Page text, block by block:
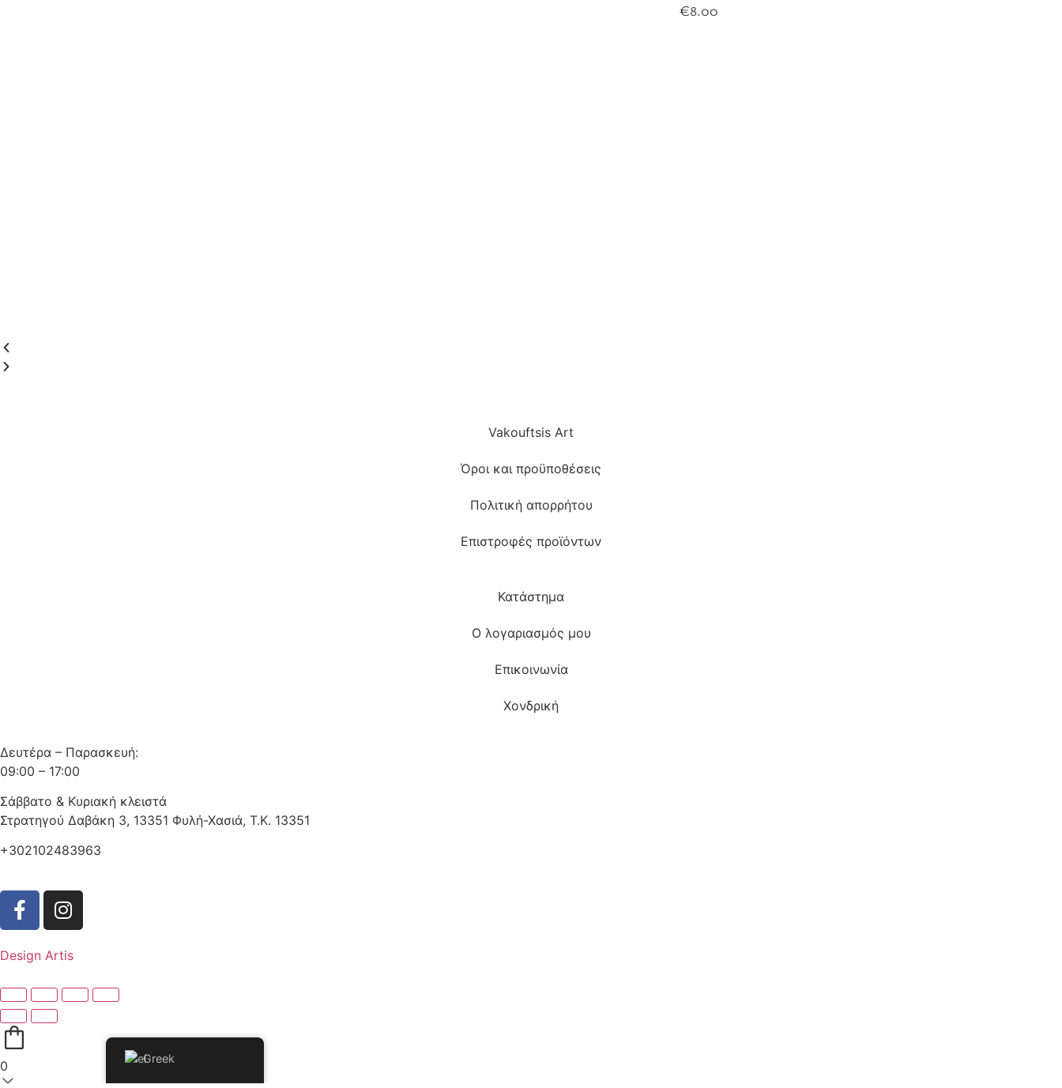
€8.00
Vakouftsis Art
Όροι και προϋποθέσεις
Πολιτική απορρήτου
Επιστροφές προϊόντων
Κατάστημα
Ο λογαριασμός μου
Επικοινωνία
Χονδρική
Δευτέρα – Παρασκευή:
09:00 – 17:00
Σάββατο & Κυριακή κλειστά
Στρατηγού Δαβάκη 3, 13351 Φυλή-Χασιά, Τ.Κ. 13351
+302102483963
Design Artis
Greek
0